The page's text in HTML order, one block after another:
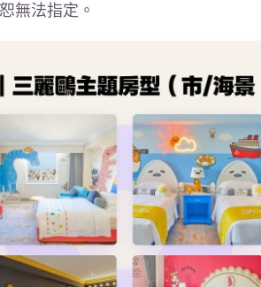
無法指定。